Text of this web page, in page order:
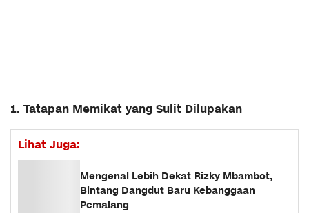
1. Tatapan Memikat yang Sulit Dilupakan
Lihat Juga:
Mengenal Lebih Dekat Rizky Mbambot,
Bintang Dangdut Baru Kebanggaan
Pemalang